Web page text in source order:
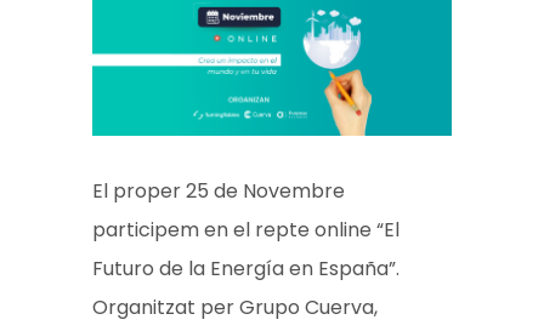
El proper 25 de Novembre
participem en el repte online “El
Futuro de la Energía en España”.
Organitzat per Grupo Cuerva,